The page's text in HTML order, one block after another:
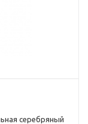
серебряный